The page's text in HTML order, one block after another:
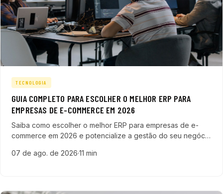
TECNOLOGIA
GUIA COMPLETO PARA ESCOLHER O MELHOR ERP PARA
EMPRESAS DE E-COMMERCE EM 2026
Saiba como escolher o melhor ERP para empresas de e-
commerce em 2026 e potencialize a gestão do seu negócio
07 de ago. de 2026·11 min